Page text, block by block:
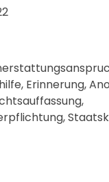
Erinnerung,